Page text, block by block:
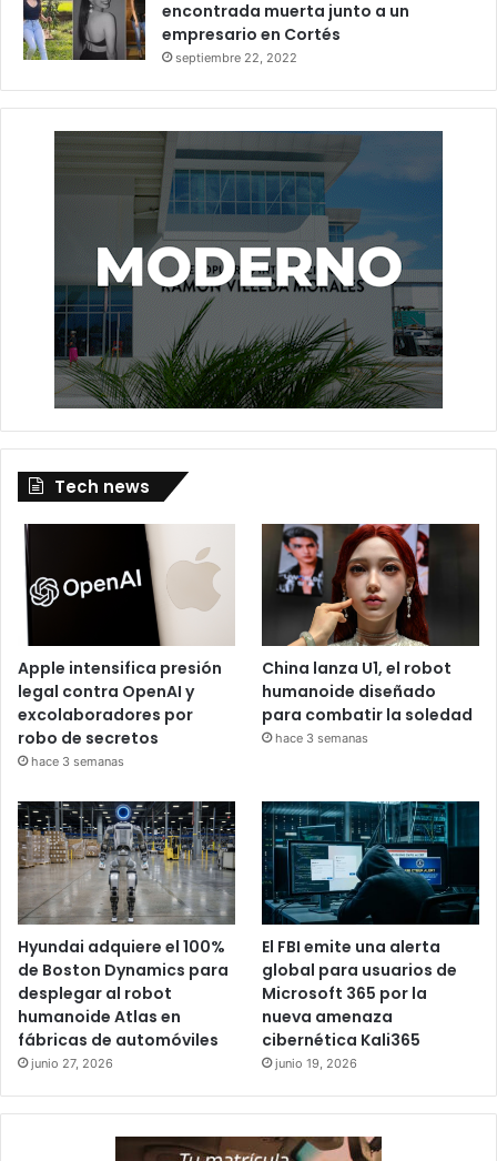
encontrada muerta junto a un
empresario en Cortés
septiembre 22, 2022
Tech news
Apple intensifica presión
legal contra OpenAI y
excolaboradores por
robo de secretos
hace 3 semanas
China lanza U1, el robot
humanoide diseñado
para combatir la soledad
hace 3 semanas
Hyundai adquiere el 100%
de Boston Dynamics para
desplegar al robot
humanoide Atlas en
fábricas de automóviles
junio 27, 2026
El FBI emite una alerta
global para usuarios de
Microsoft 365 por la
nueva amenaza
cibernética Kali365
junio 19, 2026